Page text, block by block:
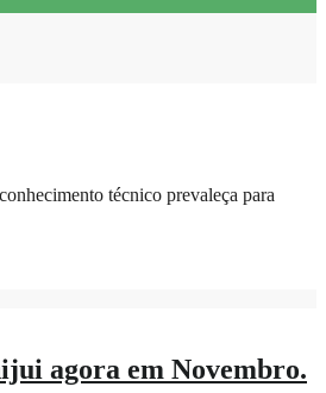
técnico prevaleça para
agora em Novembro.